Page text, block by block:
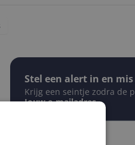
Stel een alert in en
Krijg een seintje zodra de
Jouw e-mailadres